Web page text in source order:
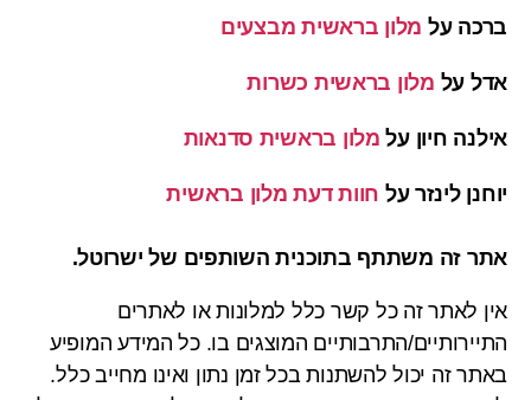
ברכה על מלון בראשית מבצעים
אדל על מלון בראשית כשרות
אילנה חיון על מלון בראשית סדנאות
יוחנן לינזר על חוות דעת מלון בראשית
אתר זה משתתף בתוכנית השותפים של ישרוטל.
אין לאתר זה כל קשר כלל למלונות או לאתרים
התיירותיים/התרבותיים המוצגים בו. כל המידע המופיע
באתר זה יכול להשתנות בכל זמן נתון ואינו מחייב כלל.